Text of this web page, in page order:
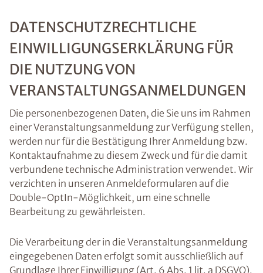
DATENSCHUTZRECHTLICHE
EINWILLIGUNGSERKLÄRUNG FÜR
DIE NUTZUNG VON
VERANSTALTUNGSANMELDUNGEN
Die personenbezogenen Daten, die Sie uns im Rahmen
einer Veranstaltungsanmeldung zur Verfügung stellen,
werden nur für die Bestätigung Ihrer Anmeldung bzw.
Kontaktaufnahme zu diesem Zweck und für die damit
verbundene technische Administration verwendet. Wir
verzichten in unseren Anmeldeformularen auf die
Double-OptIn-Möglichkeit, um eine schnelle
Bearbeitung zu gewährleisten.
Die Verarbeitung der in die Veranstaltungsanmeldung
eingegebenen Daten erfolgt somit ausschließlich auf
Grundlage Ihrer Einwilligung (Art. 6 Abs. 1 lit. a DSGVO).